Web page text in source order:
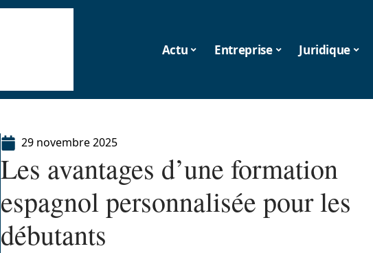
Actu Entreprise Juridique
29 novembre 2025
Les avantages d’une formation
espagnol personnalisée pour les
débutants